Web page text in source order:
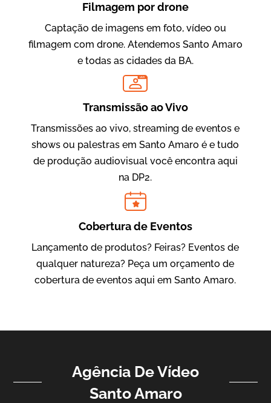
Evolucional
Vídeos para Treinamentos
IBCC
Vídeo Institucional
Filmagem por drone
Captação de imagens em foto, vídeo ou
filmagem com drone. Atendemos Santo Amaro
e todas as cidades da BA.
LIVE
Transmissão ao Vivo
Transmissões ao vivo, streaming de eventos e
shows ou palestras em Santo Amaro é e tudo
de produção audiovisual você encontra aqui
na DP2.
Cobertura de Eventos
Lançamento de produtos? Feiras? Eventos de
qualquer natureza? Peça um orçamento de
cobertura de eventos aqui em Santo Amaro.
Agência De Vídeo
Santo Amaro